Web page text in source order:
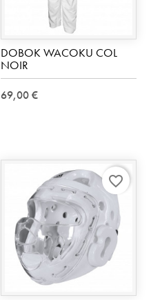
DOBOK WACOKU COL
NOIR
69,00 €
favorite_border